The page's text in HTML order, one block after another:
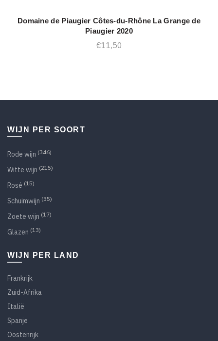
TOEVOEGEN AAN WINKELWAGEN
Domaine de Piaugier Côtes-du-Rhône La Grange de
Piaugier 2020
€11,50
WIJN PER SOORT
Rode wijn (346)
Witte wijn (215)
Rosé (15)
Schuimwijn (35)
Zoete wijn (17)
Glazen (13)
WIJN PER LAND
Frankrijk
Zuid-Afrika
Italië
Spanje
Oostenrijk